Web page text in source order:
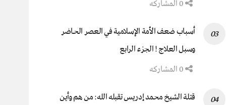
أسباب ضعف الأمة الإسلامية في العصر الحاضر
وسبل العلاج ! الجزء الرابع
قتلة الشيخ محمد إدريس تقبله الله: من هم وأين